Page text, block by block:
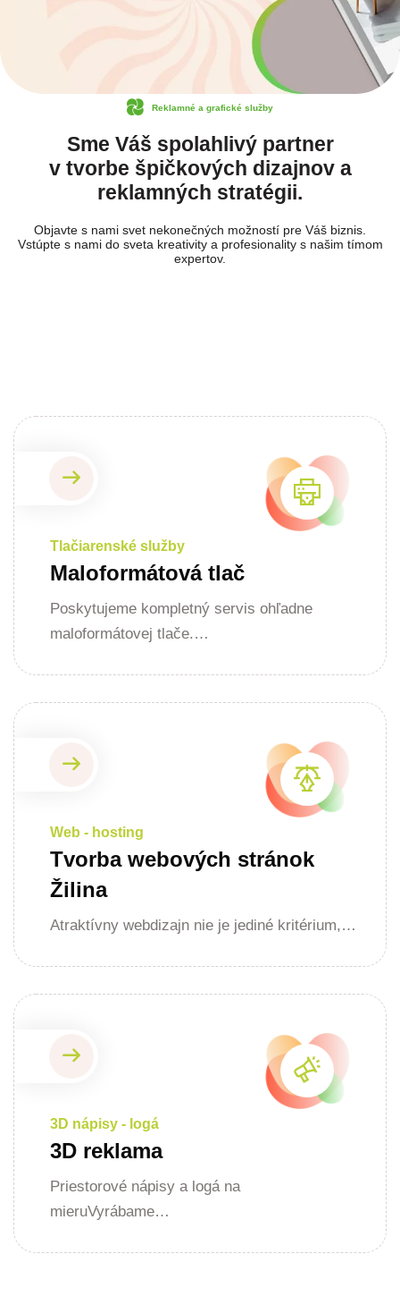
Reklamné a grafické služby
Sme Váš spolahlivý partner
v tvorbe špičkových dizajnov a
reklamných stratégii.
Objavte s nami svet nekonečných možností pre Váš biznis.
Vstúpte s nami do sveta kreativity a profesionality s našim tímom
expertov.
Tlačiarenské služby
Maloformátová tlač
Poskytujeme kompletný servis ohľadne
maloformátovej tlače.…
Web - hosting
Tvorba webových stránok
Žilina
Atraktívny webdizajn nie je jediné kritérium,…
3D nápisy - logá
3D reklama
Priestorové nápisy a logá na
mieruVyrábame…